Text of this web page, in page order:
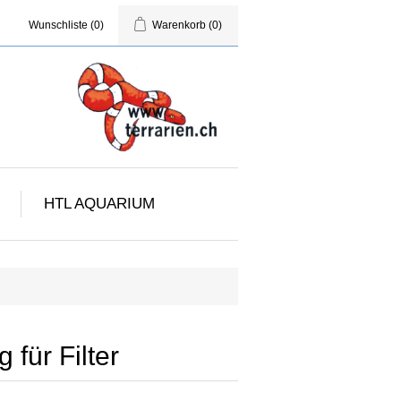
Wunschliste (0) Warenkorb (0)
HTL AQUARIUM
für Filter